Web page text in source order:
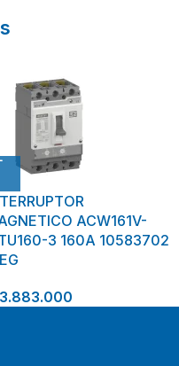
ACW161V-
3 160A 10583702
3.883.000